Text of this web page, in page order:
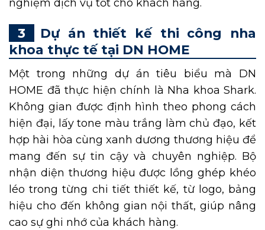
nghiệm dịch vụ tốt cho khách hàng.
Dự án thiết kế thi công nha
khoa thực tế tại DN HOME
Một trong những dự án tiêu biểu mà DN
HOME đã thực hiện chính là Nha khoa Shark.
Không gian được định hình theo phong cách
hiện đại, lấy tone màu trắng làm chủ đạo, kết
hợp hài hòa cùng xanh dương thương hiệu để
mang đến sự tin cậy và chuyên nghiệp. Bộ
nhận diện thương hiệu được lồng ghép khéo
léo trong từng chi tiết thiết kế, từ logo, bảng
hiệu cho đến không gian nội thất, giúp nâng
cao sự ghi nhớ của khách hàng.